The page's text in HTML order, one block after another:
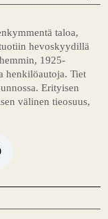
taloa,
hevoskyydillä
1925-
henkilöautoja. Tiet
Erityisen
välinen tieosuus,